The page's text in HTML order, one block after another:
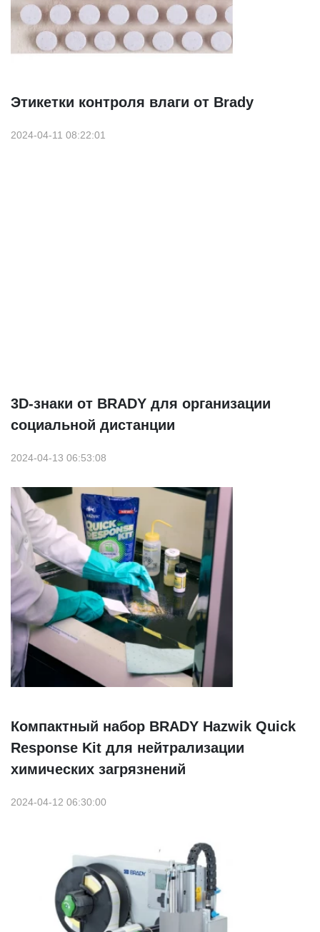
Этикетки контроля влаги от Brady
2024-04-11 08:22:01
3D-знаки от BRADY для организации
социальной дистанции
2024-04-13 06:53:08
Компактный набор BRADY Hazwik Quick
Response Kit для нейтрализации
химических загрязнений
2024-04-12 06:30:00